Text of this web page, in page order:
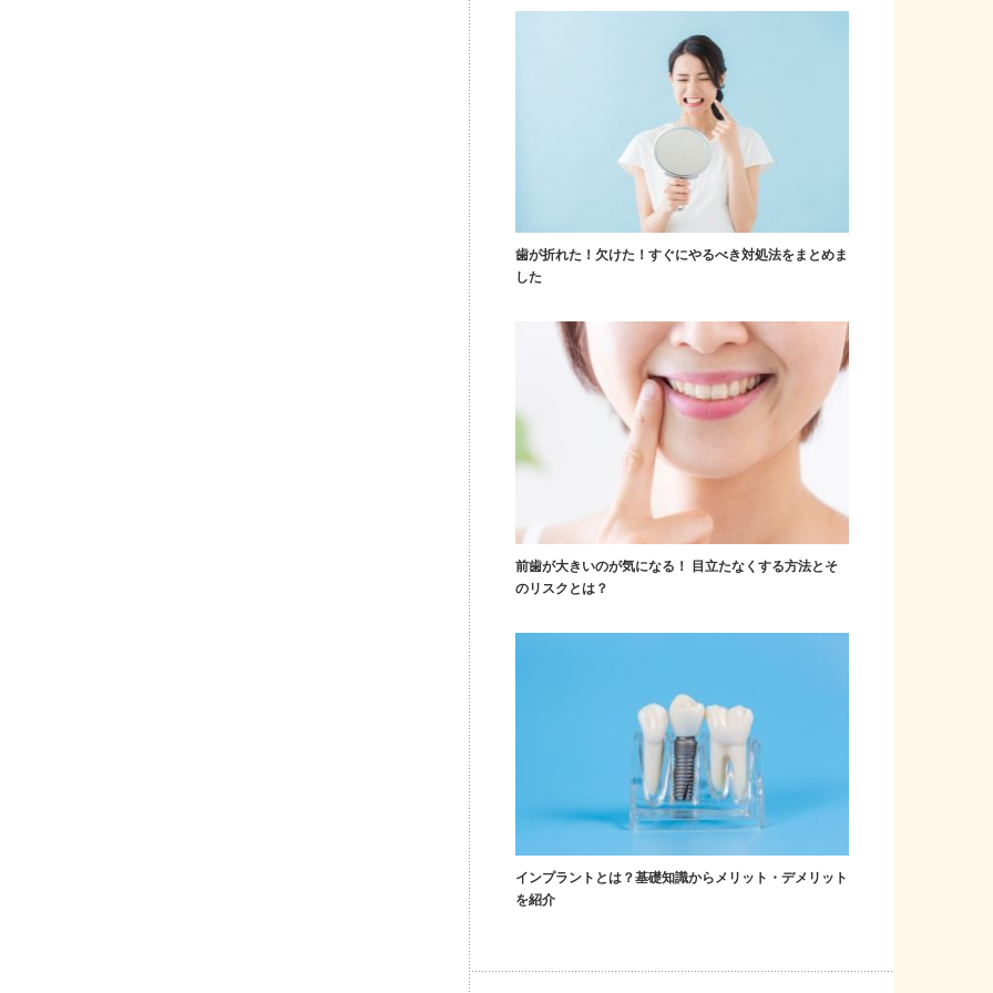
歯が折れた！欠けた！すぐにやるべき対処法をまとめま
した
前歯が大きいのが気になる！ 目立たなくする方法とそ
のリスクとは？
インプラントとは？基礎知識からメリット・デメリット
を紹介